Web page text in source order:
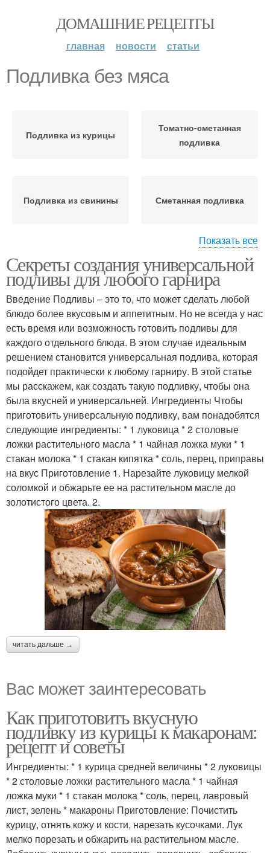
ДОМАШНИЕ РЕЦЕПТЫ
главная новости статьи
Подливка без мяса
Подливка из курицы
Томатно-сметанная
подливка
Подливка из свинины Сметанная подливка
Подливка на бульоне Пасты к мясу
Соус к мясу Терияки к мясу
Барбекю к мясу
Показать все
Секреты создания универсальной
подливы для любого гарнира
Введение Подливы – это то, что может сделать любой
блюдо более вкусовым и аппетитным. Но не всегда у нас
есть время или возможность готовить подливы для
каждого отдельного блюда. В этом случае идеальным
решением становится универсальная подлива, которая
подойдет практически к любому гарниру. В этой статье
мы расскажем, как создать такую подливку, чтобы она
была вкусней и универсальней. Ингредиенты Чтобы
приготовить универсальную подливку, вам понадобятся
следующие ингредиенты: * 1 луковица * 2 столовые
ложки растительного масла * 1 чайная ложка муки * 1
стакан молока * 1 стакан кипятка * соль, перец, приправы
на вкус Приготовление 1. Нарезайте луковицу мелкой
соломкой и обжарьте ее на растительном масле до
золотистого цвета. 2.
читать дальше →
Вас может заинтересовать
Как приготовить вкусную
подливку из курицы к макаронам:
рецепт и советы
Ингредиенты: * 1 курица средней величины * 2 луковицы
* 2 столовые ложки растительного масла * 1 чайная
ложка муки * 1 стакан молока * соль, перец, лавровый
лист, зелень * макароны Приготовление: Почистить
курицу, отнять кожу и кости, нарезать кусочками. Лук
мелко порезать и обжарить на растительном масле.